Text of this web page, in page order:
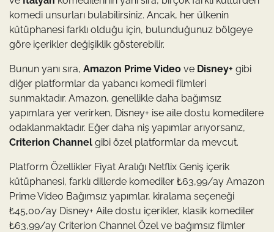
komedi unsurları bulabilirsiniz. Ancak, her ülkenin
kütüphanesi farklı olduğu için, bulunduğunuz bölgeye
göre içerikler değişiklik gösterebilir.
Bunun yanı sıra, Amazon Prime Video ve Disney+ gibi
diğer platformlar da yabancı komedi filmleri
sunmaktadır. Amazon, genellikle daha bağımsız
yapımlara yer verirken, Disney+ ise aile dostu komedilere
odaklanmaktadır. Eğer daha niş yapımlar arıyorsanız,
Criterion Channel gibi özel platformlar da mevcut.
Platform Özellikler Fiyat Aralığı Netflix Geniş içerik
kütüphanesi, farklı dillerde komediler ₺63,99/ay Amazon
Prime Video Bağımsız yapımlar, kiralama seçeneği
₺45,00/ay Disney+ Aile dostu içerikler, klasik komediler
₺63,99/ay Criterion Channel Özel ve bağımsız filmler